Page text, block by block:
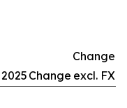
2025 Change
Change
excl. FX